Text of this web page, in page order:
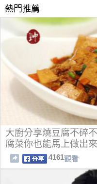
熱門推薦
大廚分享燒豆腐不碎
腐菜你也能馬上做出
4161觀看